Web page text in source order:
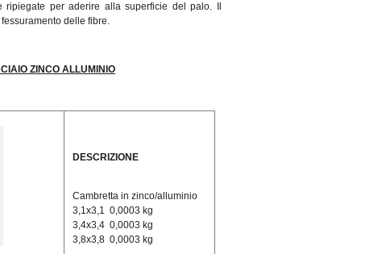
ripiegate per aderire alla superficie del palo. Il
delle fibre.
ZINCO ALLUMINIO
DESCRIZIONE
Cambretta in zinco/alluminio
3,1x3,1 0,0003 kg
3,4x3,4 0,0003 kg
3,8x3,8 0,0003 kg